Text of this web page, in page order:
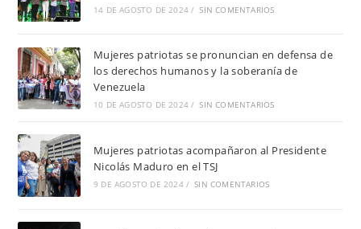
14 DE AGOSTO DE 2024 / SIN COMENTARIOS
Mujeres patriotas se pronuncian en defensa de
los derechos humanos y la soberanía de
Venezuela
10 DE AGOSTO DE 2024 / SIN COMENTARIOS
Mujeres patriotas acompañaron al Presidente
Nicolás Maduro en el TSJ
9 DE AGOSTO DE 2024 / SIN COMENTARIOS